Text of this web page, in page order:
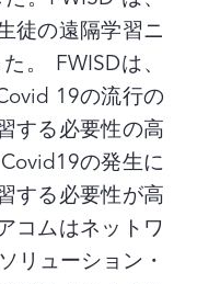
徒の遠隔学習ニ
。 FWISDは、
19の流行の
する必要性の高
の発生に
する必要性が高
コムはネットワ
リューション・